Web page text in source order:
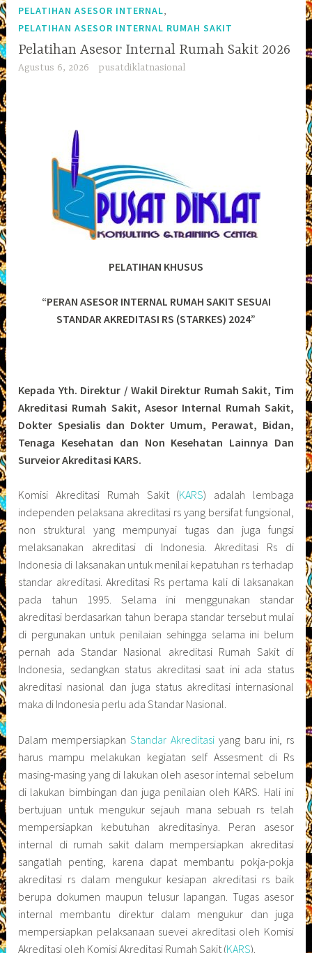
PELATIHAN ASESOR INTERNAL
PELATIHAN ASESOR INTERNAL RUMAH SAKIT
Pelatihan Asesor Internal Rumah Sakit 2026
Agustus 6, 2026 pusatdiklatnasional
PELATIHAN KHUSUS
“PERAN ASESOR INTERNAL RUMAH SAKIT SESUAI
STANDAR AKREDITASI RS (STARKES) 2024”
Kepada Yth. Direktur / Wakil Direktur Rumah Sakit, Tim
Akreditasi Rumah Sakit, Asesor Internal Rumah Sakit,
Dokter Spesialis dan Dokter Umum, Perawat, Bidan,
Tenaga Kesehatan dan Non Kesehatan Lainnya Dan
Surveior Akreditasi KARS.
Komisi Akreditasi Rumah Sakit (KARS) adalah lembaga
independen pelaksana akreditasi rs yang bersifat fungsional,
non struktural yang mempunyai tugas dan juga fungsi
melaksanakan akreditasi di Indonesia. Akreditasi Rs di
Indonesia di laksanakan untuk menilai kepatuhan rs terhadap
standar akreditasi. Akreditasi Rs pertama kali di laksanakan
pada tahun 1995. Selama ini menggunakan standar
akreditasi berdasarkan tahun berapa standar tersebut mulai
di pergunakan untuk penilaian sehingga selama ini belum
pernah ada Standar Nasional akreditasi Rumah Sakit di
Indonesia, sedangkan status akreditasi saat ini ada status
akreditasi nasional dan juga status akreditasi internasional
maka di Indonesia perlu ada Standar Nasional.
Dalam mempersiapkanStandar Akreditasi yang baru ini, rs
harus mampu melakukan kegiatan self Assesment di Rs
masing-masing yang di lakukan oleh asesor internal sebelum
di lakukan bimbingan dan juga penilaian oleh KARS. Hali ini
bertujuan untuk mengukur sejauh mana sebuah rs telah
mempersiapkan kebutuhan akreditasinya. Peran asesor
internal di rumah sakit dalam mempersiapkan akreditasi
sangatlah penting, karena dapat membantu pokja-pokja
akreditasi rs dalam mengukur kesiapan akreditasi rs baik
berupa dokumen maupun telusur lapangan. Tugas asesor
internal membantu direktur dalam mengukur dan juga
mempersiapkan pelaksanaan suevei akreditasi oleh Komisi
Akreditasi oleh Komisi Akreditasi Rumah Sakit (KARS).